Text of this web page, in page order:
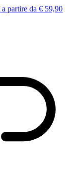
a partire da € 59,90